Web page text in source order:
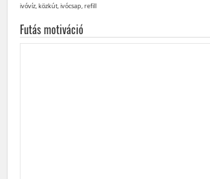
ivóvíz, közkút, ivócsap, refill
Futás motiváció